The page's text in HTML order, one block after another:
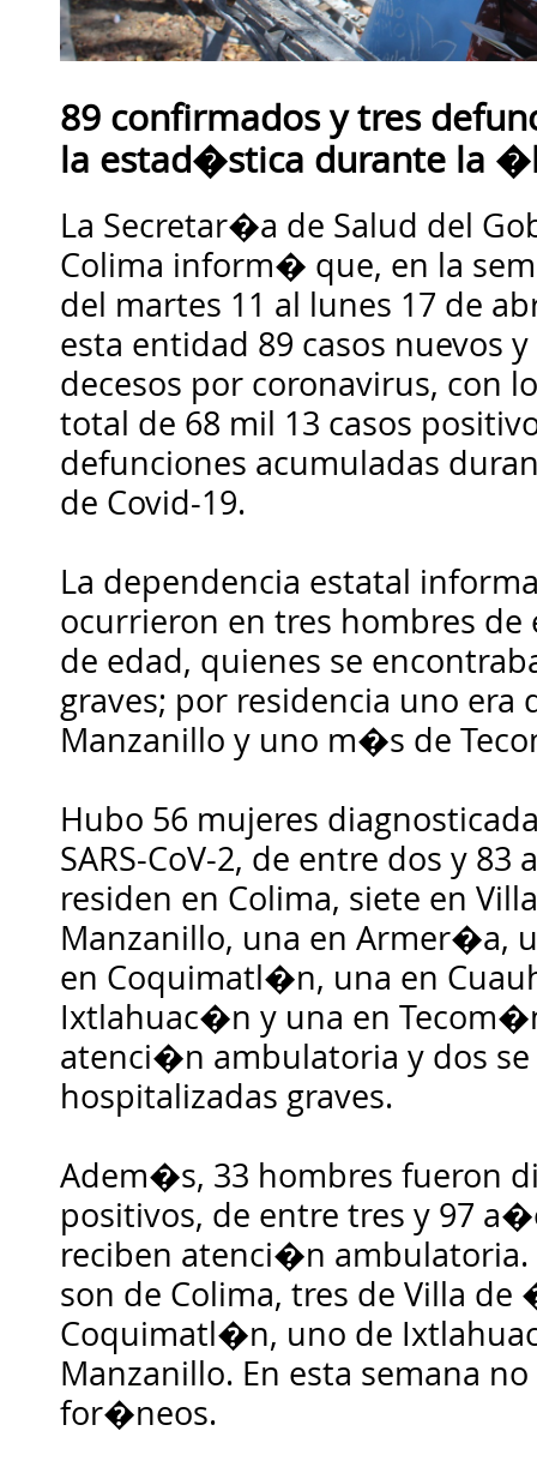
89 confirmados y tres
la estad�stica durante la
La Secretar�a de Salud del
Colima inform� que, en la
del martes 11 al lunes 17 de
esta entidad 89 casos nuevos
decesos por coronavirus, con
total de 68 mil 13 casos
defunciones acumuladas
de Covid-19.
La dependencia estatal
ocurrieron en tres hombres
de edad, quienes se
graves; por residencia uno era
Manzanillo y uno m�s de
Hubo 56 mujeres
SARS-CoV-2, de entre dos y
residen en Colima, siete en
Manzanillo, una en Armer�a,
en Coquimatl�n, una en
Ixtlahuac�n y una en
atenci�n ambulatoria y dos
hospitalizadas graves.
Adem�s, 33 hombres fueron
positivos, de entre tres y 97
reciben atenci�n ambulatoria.
son de Colima, tres de Villa
Coquimatl�n, uno de
Manzanillo. En esta semana
for�neos.